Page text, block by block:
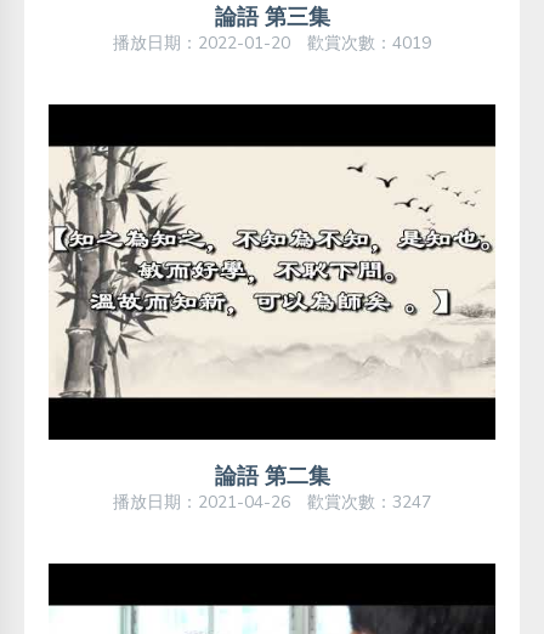
論語 第三集
播放日期：2022-01-20 歡賞次數：4019
論語 第二集
播放日期：2021-04-26 歡賞次數：3247